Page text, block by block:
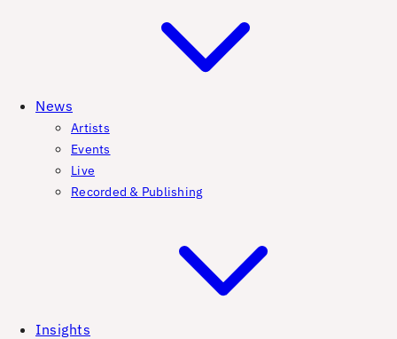
News
Artists
Events
Live
Recorded & Publishing
Insights